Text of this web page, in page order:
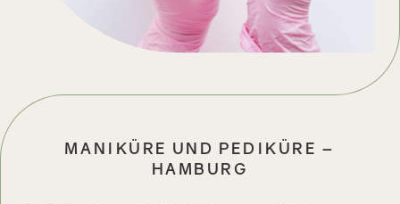
MANIKÜRE UND PEDIKÜRE –
HAMBURG